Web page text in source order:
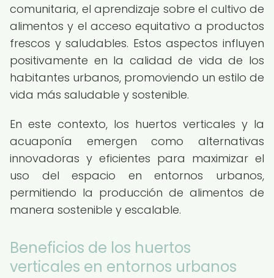
comunitaria, el aprendizaje sobre el cultivo de
alimentos y el acceso equitativo a productos
frescos y saludables. Estos aspectos influyen
positivamente en la calidad de vida de los
habitantes urbanos, promoviendo un estilo de
vida más saludable y sostenible.
En este contexto, los huertos verticales y la
acuaponía emergen como alternativas
innovadoras y eficientes para maximizar el
uso del espacio en entornos urbanos,
permitiendo la producción de alimentos de
manera sostenible y escalable.
Beneficios de los huertos
verticales en entornos urbanos